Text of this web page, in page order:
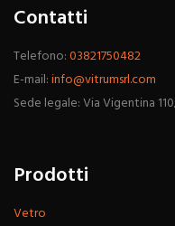
Contatti
Telefono:03821750482
E-mail:info@vitrumsrl.com
Sede legale: Via Vigentina
Prodotti
Vetro